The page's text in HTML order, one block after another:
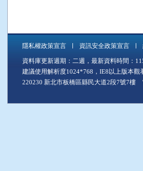
隱私權政策宣言 資訊安全政策宣言
資料庫更新週期：二週，最新資料時間：
建議使用解析度1024*768，IE8以上版本觀
220230 新北市板橋區縣民大道2段7號7樓